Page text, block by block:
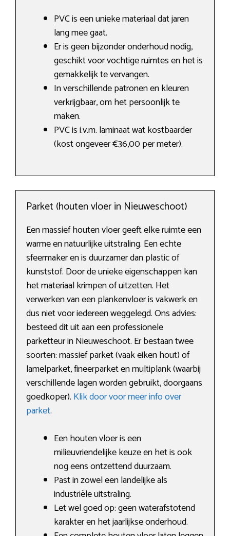
PVC is een unieke materiaal dat jaren
lang mee gaat.
Er is geen bijzonder onderhoud nodig,
geschikt voor vochtige ruimtes en het is
gemakkelijk te vervangen.
In verschillende patronen en kleuren
verkrijgbaar, om het persoonlijk te
maken.
PVC is i.v.m. laminaat wat kostbaarder
(kost ongeveer €36,00 per meter).
Parket (houten vloer in Nieuweschoot)
Een massief houten vloer geeft elke ruimte een
warme en natuurlijke uitstraling. Een echte
sfeermaker en is duurzamer dan plastic of
kunststof. Door de unieke eigenschappen kan
het materiaal krimpen of uitzetten. Het
verwerken van een plankenvloer is vakwerk en
dus niet voor iedereen weggelegd. Ons advies:
besteed dit uit aan een professionele
parketteur in Nieuweschoot. Er bestaan twee
soorten: massief parket (vaak eiken hout) of
lamelparket, fineerparket en multiplank (waarbij
verschillende lagen worden gebruikt, doorgaans
goedkoper). Klik door voor meer info over
parket.
Een houten vloer is een
milieuvriendelijke keuze en het is ook
nog eens ontzettend duurzaam.
Past in zowel een landelijke als
industriële uitstraling.
Let wel goed op: geen waterafstotend
karakter en het jaarlijkse onderhoud.